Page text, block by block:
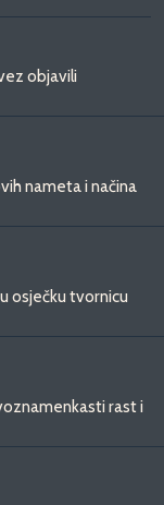
objavili
nameta i načina
osječku tvornicu
rast i